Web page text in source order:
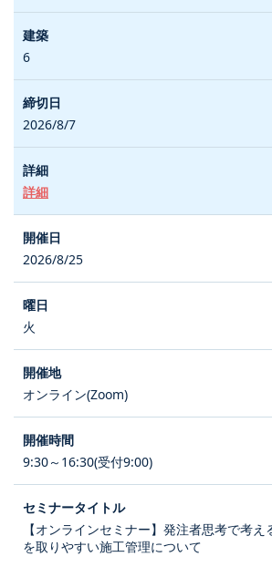
6
2026/8/7
詳細
2026/8/25
火
オンライン(Zoom)
9:30～16:30(受付9:00)
【オンラインセミナー】発注者思考で考
を取りやすい施工管理について